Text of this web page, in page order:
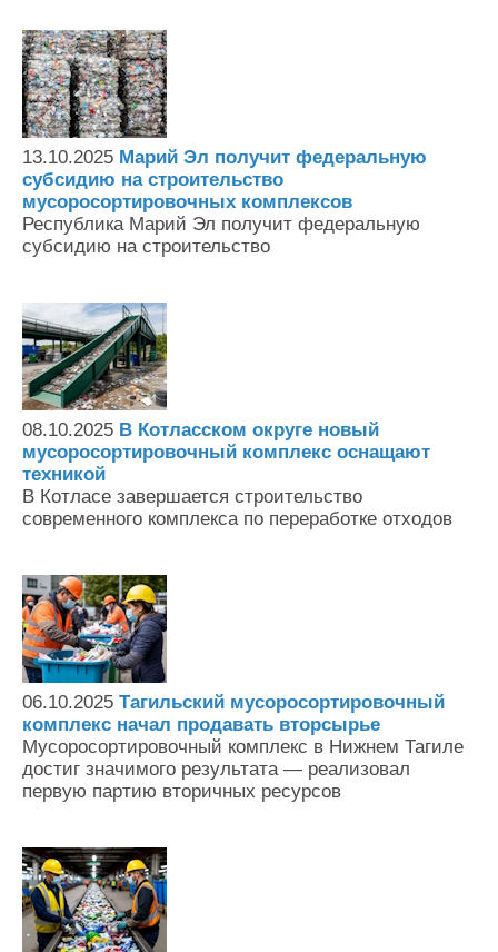
13.10.2025 Марий Эл получит федеральную
субсидию на строительство
мусоросортировочных комплексов
Республика Марий Эл получит федеральную
субсидию на строительство
08.10.2025 В Котласском округе новый
мусоросортировочный комплекс оснащают
техникой
В Котласе завершается строительство
современного комплекса по переработке отходов
06.10.2025 Тагильский мусоросортировочный
комплекс начал продавать вторсырье
Мусоросортировочный комплекс в Нижнем Тагиле
достиг значимого результата — реализовал
первую партию вторичных ресурсов